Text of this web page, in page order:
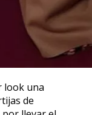
look una
de